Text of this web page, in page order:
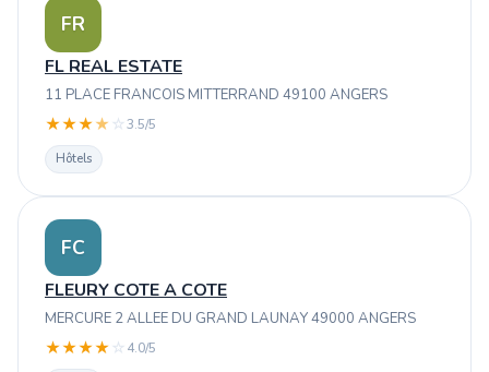
FR
FL REAL ESTATE
11 PLACE FRANCOIS MITTERRAND 49100 ANGERS
★★★★ ☆3.5/5
Hôtels
FC
FLEURY COTE A COTE
MERCURE 2 ALLEE DU GRAND LAUNAY 49000 ANGERS
★★★★ ☆ 4.0/5